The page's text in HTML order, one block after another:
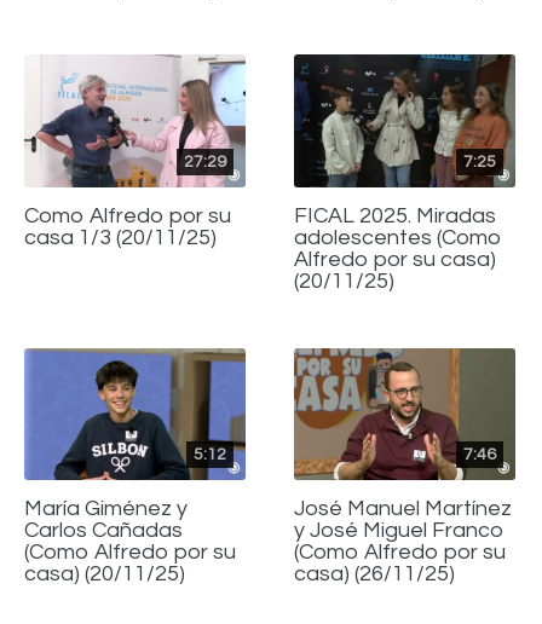
27:29
Como Alfredo por su
casa 1/3 (20/11/25)
7:25
FICAL 2025. Miradas
adolescentes (Como
Alfredo por su casa)
(20/11/25)
5:12
María Giménez y
Carlos Cañadas
(Como Alfredo por su
casa) (20/11/25)
7:46
José Manuel Martínez
y José Miguel Franco
(Como Alfredo por su
casa) (26/11/25)